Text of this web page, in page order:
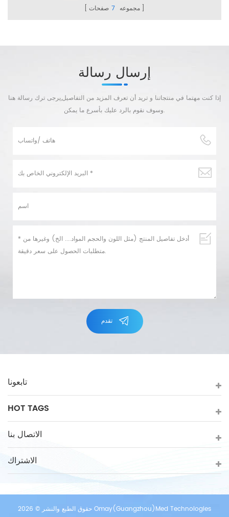
مجموعه 7 صفحات
إرسال رسالة
إذا كنت مهتما في منتجاتنا و تريد أن تعرف المزيد من التفاصيل,يرجى ترك رسالة هنا
وسوف نقوم بالرد عليك بأسرع ما يمكن.
تقدم
تابعونا
HOT TAGS
الاتصال بنا
الاشتراك
حقوق الطبع والنشر © 2026 Omay(Guangzhou)Med Technologies